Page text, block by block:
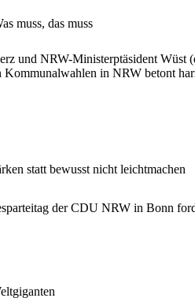
muss, das muss
und NRW-Ministerptäsident Wüst
in NRW betont
statt bewusst nicht leichtmachen
der CDU NRW in Bonn